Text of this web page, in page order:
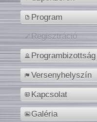
Program
Regisztráció
Programbizottság
Versenyhelyszín
Kapcsolat
Galéria